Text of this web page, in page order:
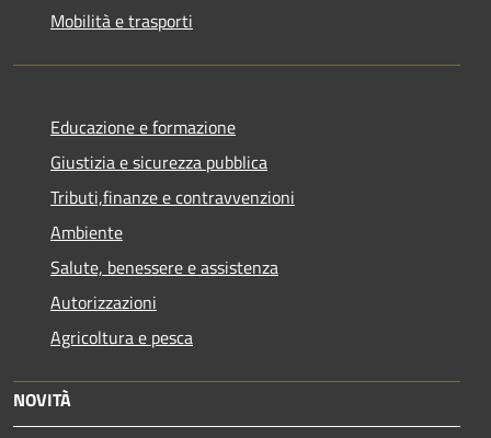
Mobilità e trasporti
Educazione e formazione
Giustizia e sicurezza pubblica
Tributi,finanze e contravvenzioni
Ambiente
Salute, benessere e assistenza
Autorizzazioni
Agricoltura e pesca
NOVITÀ